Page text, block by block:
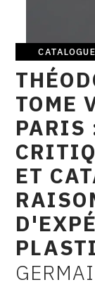
Catalogue
raisonné
TOME
PARIS
ET
AUTEUR